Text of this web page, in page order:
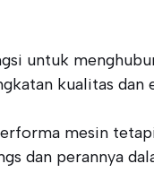
untuk
kualitas dan
mesin
dan perannya